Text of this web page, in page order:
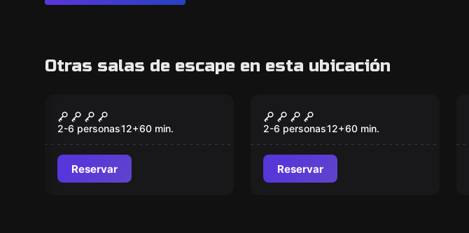
Otras salas de escape en esta ubicación
Jumanji
2-6 personas12+60 min.
Reservar
Sherlock
2-6 personas12+60 min.
Reservar